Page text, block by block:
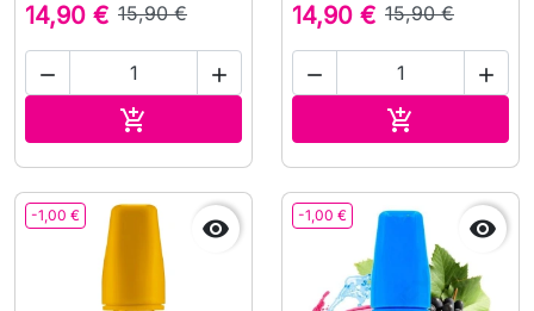
14,90 € 15,90 €
 

14,90 € 15,90 €
 

-1,00 €  -1,00 € 